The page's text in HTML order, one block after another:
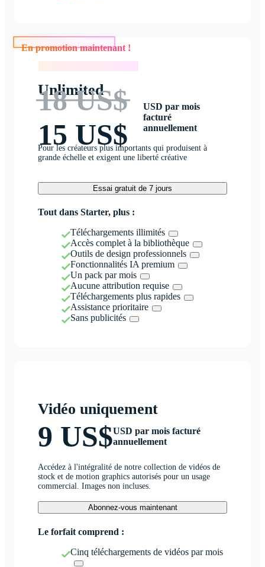
En promotion maintenant !
Unlimited
18 US$
15 US$
USD par mois
facturé
annuellement
Pour les créateurs plus importants qui produisent à
grande échelle et exigent une liberté créative
Essai gratuit de 7 jours
Tout dans Starter, plus :
Téléchargements illimités
Accès complet à la bibliothèque
Outils de design professionnels
Fonctionnalités IA premium
Un pack par mois
Aucune attribution requise
Téléchargements plus rapides
Assistance prioritaire
Sans publicités
Vidéo uniquement
9 US$USD par mois facturé
annuellement
Accédez à l'intégralité de notre collection de vidéos de
stock et de motion graphics autorisés pour un usage
commercial. Images non incluses.
Abonnez-vous maintenant
Le forfait comprend :
Cinq téléchargements de vidéos par mois